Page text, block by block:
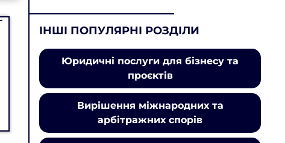
ІНШІ ПОПУЛЯРНІ РОЗДІЛИ
Юридичні послуги для бізнесу та
проєктів
Вирішення міжнародних та
арбітражних спорів